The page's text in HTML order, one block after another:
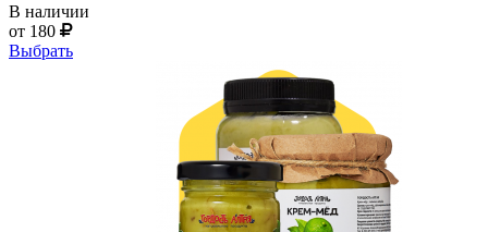
В наличии
от 180
Выбрать